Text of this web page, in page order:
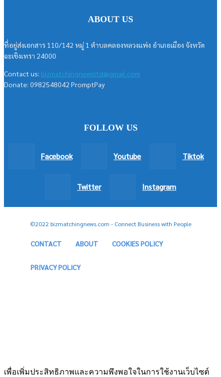
ABOUT US
ที่อยู่ส่งเอกสาร 110/142 หมู่ 1 ตำบลคลองหลวงแพ่ง อำเภอเมือง จังหวัด
ฉะเชิงเทรา 24000
Contact us: bizmatchingnewsltd@gmail.com
Donate: 0982548042 PromptPay
FOLLOW US
Facebook Youtube Tiktok
Twitter Instagram
©2022 bizmatchingnews.com - Connect Business with People
CONTACT ABOUT COOKIES POLICY
PRIVACY POLICY
เพื่อเพิ่มประสิทธิภาพและความพึงพอใจในการใช้งานเว็บไซต์